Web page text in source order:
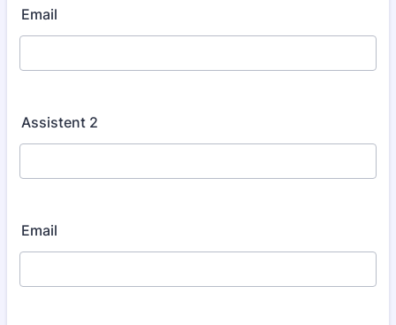
Email
Assistent 2
Email